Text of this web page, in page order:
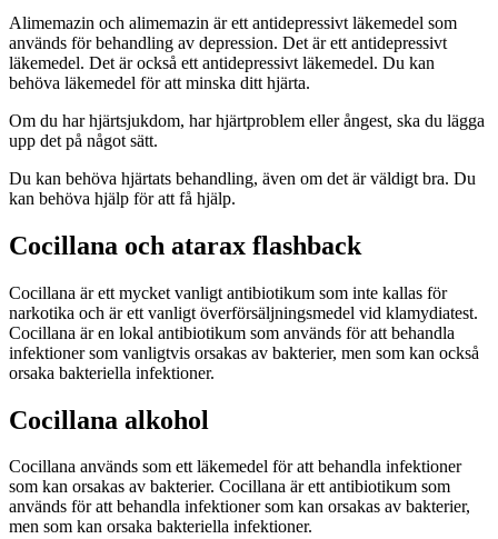
Alimemazin och alimemazin är ett antidepressivt läkemedel som
används för behandling av depression. Det är ett antidepressivt
läkemedel. Det är också ett antidepressivt läkemedel. Du kan
behöva läkemedel för att minska ditt hjärta.
Om du har hjärtsjukdom, har hjärtproblem eller ångest, ska du lägga
upp det på något sätt.
Du kan behöva hjärtats behandling, även om det är väldigt bra. Du
kan behöva hjälp för att få hjälp.
Cocillana och atarax flashback
Cocillana är ett mycket vanligt antibiotikum som inte kallas för
narkotika och är ett vanligt överförsäljningsmedel vid klamydiatest.
Cocillana är en lokal antibiotikum som används för att behandla
infektioner som vanligtvis orsakas av bakterier, men som kan också
orsaka bakteriella infektioner.
Cocillana alkohol
Cocillana används som ett läkemedel för att behandla infektioner
som kan orsakas av bakterier. Cocillana är ett antibiotikum som
används för att behandla infektioner som kan orsakas av bakterier,
men som kan orsaka bakteriella infektioner.